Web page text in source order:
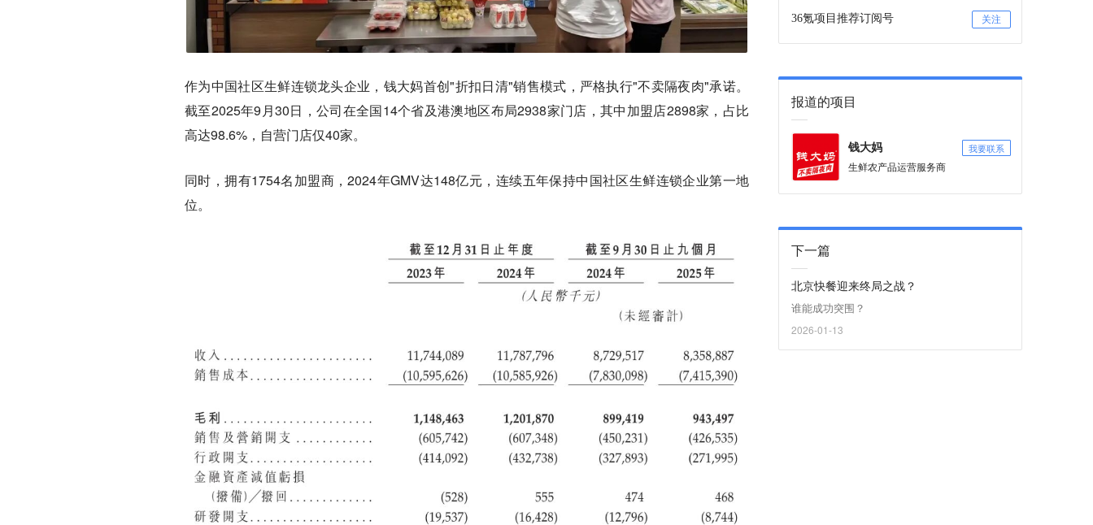
作为中国社区生鲜连锁龙头企业，钱大妈首创"折扣日清"销售模式，严格执行"不卖隔夜肉"承诺。
截至2025年9月30日，公司在全国14个省及港澳地区布局2938家门店，其中加盟店2898家，占比
高达98.6%，自营门店仅40家。
同时，拥有1754名加盟商，2024年GMV达148亿元，连续五年保持中国社区生鲜连锁企业第一地
位。
36氪项目推荐订阅号 关注
报道的项目
钱大妈 我要联系
生鲜农产品运营服务商
下一篇
北京快餐迎来终局之战？
谁能成功突围？
2026-01-13